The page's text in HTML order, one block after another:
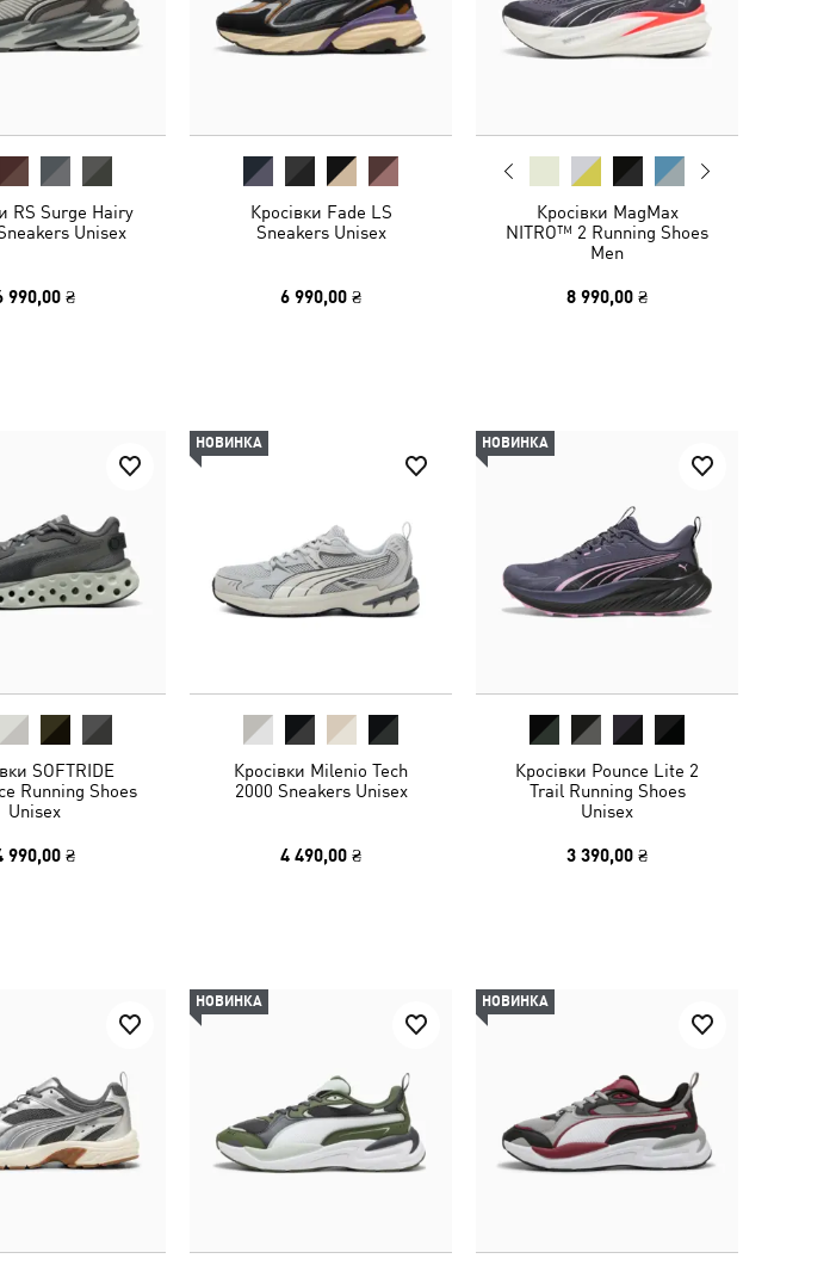
RS Surge Hairy
Unisex
990,00 ₴
Кросівки Fade LS
Sneakers Unisex
6 990,00 ₴
Кросівки MagMax
NITRO™ 2 Running Shoes
Men
8 990,00 ₴
SOFTRIDE
Running Shoes
Unisex
990,00 ₴
НОВИНКА
Кросівки Milenio Tech
2000 Sneakers Unisex
4 490,00 ₴
НОВИНКА
Кросівки Pounce Lite 2
Trail Running Shoes
Unisex
3 390,00 ₴
НОВИНКА НОВИНКА